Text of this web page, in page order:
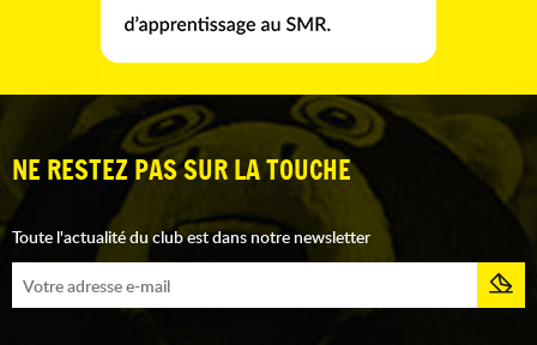
NE RESTEZ PAS SUR LA TOUCHE
Toute l'actualité du club est dans notre newsletter